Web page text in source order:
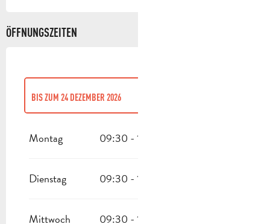
ÖFFNUNGSZEITEN
VOM BIS ZUM31 MÄRZ 2026
BIS ZUM 24 DEZEMBER 2026
Montag 09:30 - 17:00
Dienstag 09:30 - 17:00
Mittwoch 09:30 - 17:00